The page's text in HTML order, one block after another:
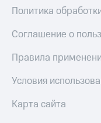
Политика
Соглашение о
Правила
Условия
Карта сайта